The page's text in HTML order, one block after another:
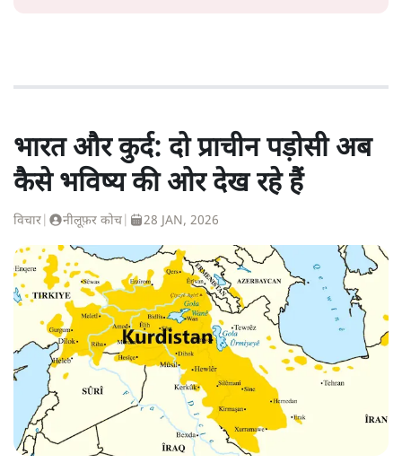
भारत और कुर्द: दो प्राचीन पड़ोसी अब
कैसे भविष्य की ओर देख रहे हैं
विचार नीलूफ़र कोच 28 JAN, 2026